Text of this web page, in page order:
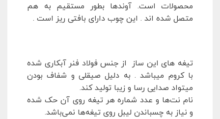
محصولات است. آوندها بطور مستقیم به هم
متصل شده اند . این چوب دارای بافتی ریز است .
تیغه های این ساز از جنس فولاد فنر آبکاری شده
با کروم میباشد . به دلیل صیقلی و شفاف بودن
میتواد صدایی رسا و زیبا تولید کند.
نام نت‌ها و عدد شماره هر تیغه روی آن حک شده
و نیاز به چسباندن لیبل روی تیغه‌ها نمی‌باشد.